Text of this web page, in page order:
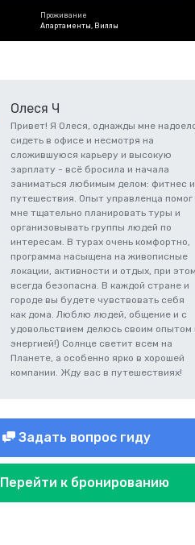
Проживание
Апартаменты, Виллы
Олеся Ч
Привет! Я Олеся, однажды мне
сидеть в офисе и несмотря на
сложившуюся карьеру и высокую
зарплату - всё бросила и начала
заниматься любимым делом: фитнес и
путешествия. Опыт управленца помог
мне тщательно планировать туры и
организовывать группы людей по
интересам. В турах очень комфортно,
программа насыщена на живописные
локации, активности и отдых, при этом
всегда безопасна. В каждой стране и
городе вы будете чувствовать себя
как дома. Люблю людей, общение и с
удовольствием делюсь своим опытом
энергией!) Солнце светит всем на
Планете, а особенно ярко в хорошей
компании. Жду вас в путешествиях!
Задать вопрос гиду
Перейти к бронированию